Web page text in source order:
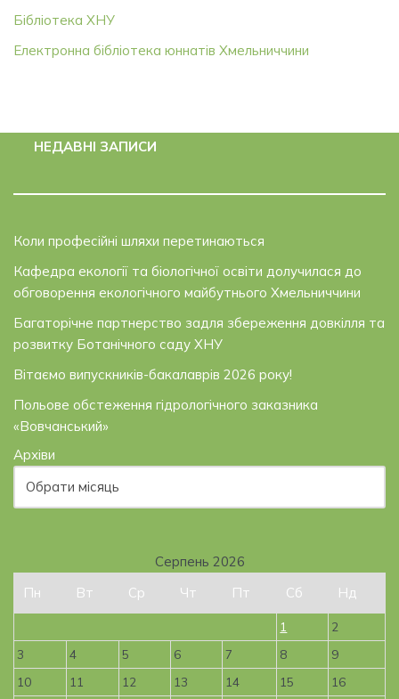
Бібліотека ХНУ
Електронна бібліотека юннатів Хмельниччини
НЕДАВНІ ЗАПИСИ
Коли професійні шляхи перетинаються
Кафедра екології та біологічної освіти долучилася до
обговорення екологічного майбутнього Хмельниччини
Багаторічне партнерство задля збереження довкілля та
розвитку Ботанічного саду ХНУ
Вітаємо випускників-бакалаврів 2026 року!
Польове обстеження гідрологічного заказника
«Вовчанський»
Архіви
Серпень 2026
Пн
Вт Ср Чт Пт Сб Нд
1
2
3
4 5 6 7 8
9
10
11 12 13 14 15 16